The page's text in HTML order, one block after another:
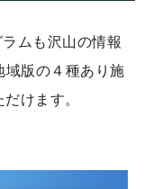
ムも沢山の情報
版の４種あり施
けます。